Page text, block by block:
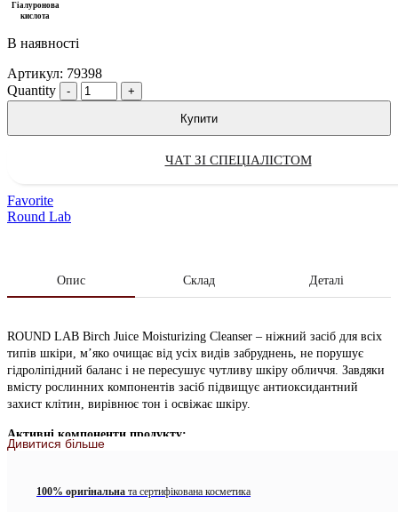
Гіалуронова
кислота
В наявності
Артикул: 79398
Quantity
Купити
ЧАТ ЗІ СПЕЦІАЛІСТОМ
Favorite
Round Lab
Опис Склад Деталі
ROUND LAB Birch Juice Moisturizing Cleanser – ніжний засіб для всіх
типів шкіри, м’яко очищає від усіх видів забруднень, не порушує
гідроліпідний баланс і не пересушує чутливу шкіру обличчя. Завдяки
вмісту рослинних компонентів засіб підвищує антиоксидантний
захист клітин, вирівнює тон і освіжає шкіру.
Активні компоненти продукту:
розгладжує неглибокі зморшки, викликані сухістю.
Дивитися більше
100% оригінальна та сертифікована косметика